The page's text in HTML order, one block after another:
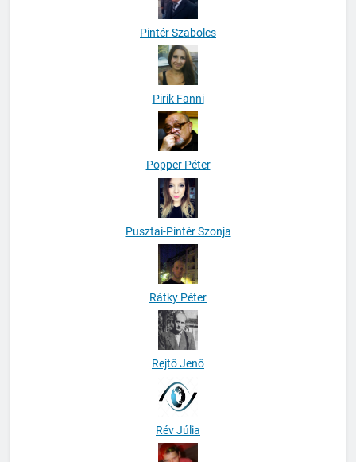
Pintér Szabolcs
Pirik Fanni
Popper Péter
Pusztai-Pintér Szonja
Rátky Péter
Rejtő Jenő
Rév Júlia